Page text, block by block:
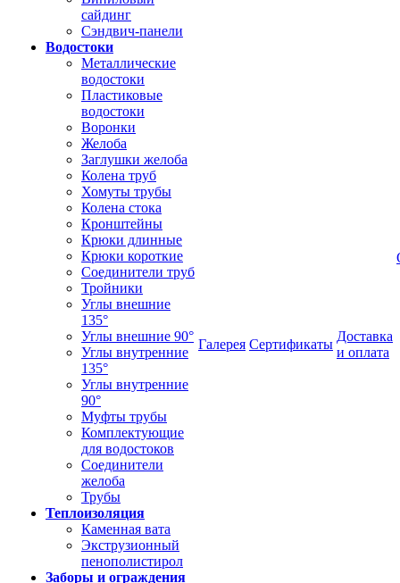
сайдинг
Сэндвич-панели
Водостоки
Металлические
водостоки
Пластиковые
водостоки
Воронки
Желоба
Заглушки желоба
Колена труб
Хомуты трубы
Колена стока
Кронштейны
Крюки длинные
Крюки короткие
Соединители труб
Тройники
Углы внешние
135°
Углы внешние 90°
Углы внутренние
135°
Углы внутренние
90°
Муфты трубы
Комплектующие
для водостоков
Соединители
желоба
Трубы
Теплоизоляция
Каменная вата
Экструзионный
пенополистирол
Заборы и ограждения
Галерея Сертификаты
Доставка
и оплата